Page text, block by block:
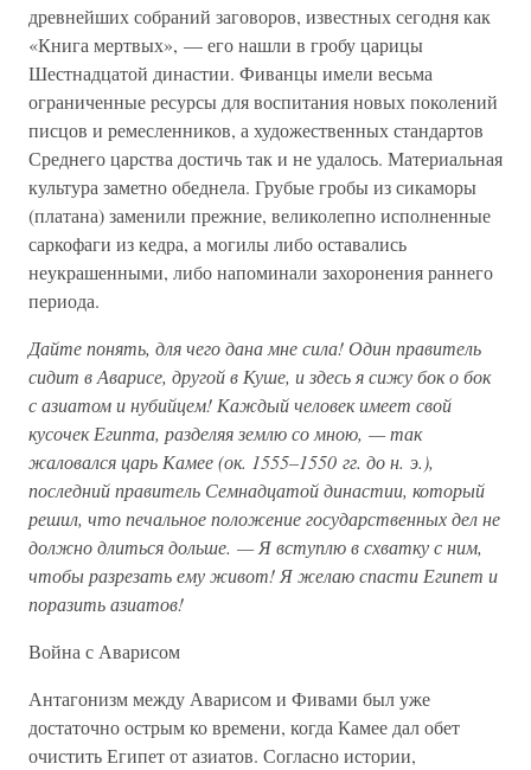
древнейших собраний заговоров, известных сегодня как
«Книга мертвых», — его нашли в гробу царицы
Шестнадцатой династии. Фиванцы имели весьма
ограниченные ресурсы для воспитания новых поколений
писцов и ремесленников, а художественных стандартов
Среднего царства достичь так и не удалось. Материальная
культура заметно обеднела. Грубые гробы из сикаморы
(платана) заменили прежние, великолепно исполненные
саркофаги из кедра, а могилы либо оставались
неукрашенными, либо напоминали захоронения раннего
периода.
Дайте понять, для чего дана мне сила! Один правитель
сидит в Аварисе, другой в Куше, и здесь я сижу бок о бок
с азиатом и нубийцем! Каждый человек имеет свой
кусочек Египта, разделяя землю со мною, — так
жаловался царь Камее (ок. 1555–1550 гг. до н. э.),
последний правитель Семнадцатой династии, который
решил, что печальное положение государственных дел не
должно длиться дольше. — Я вступлю в схватку с ним,
чтобы разрезать ему живот! Я желаю спасти Египет и
поразить азиатов!
Война с Аварисом
Антагонизм между Аварисом и Фивами был уже
достаточно острым ко времени, когда Камее дал обет
очистить Египет от азиатов. Согласно истории,